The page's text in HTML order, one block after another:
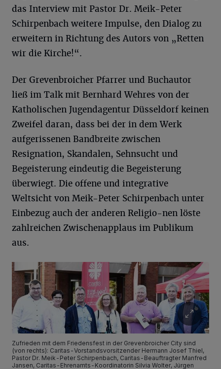
das Interview mit Pastor Dr. Meik-Peter
Schirpenbach weitere Impulse, den Dialog zu
erweitern in Richtung des Autors von „Retten
wir die Kirche!“.
Der Grevenbroicher Pfarrer und Buchautor
ließ im Talk mit Bernhard Wehres von der
Katholischen Jugendagentur Düsseldorf keinen
Zweifel daran, dass bei der in dem Werk
aufgerissenen Bandbreite zwischen
Resignation, Skandalen, Sehnsucht und
Begeisterung eindeutig die Begeisterung
überwiegt. Die offene und integrative
Weltsicht von Meik-Peter Schirpenbach unter
Einbezug auch der anderen Religio-nen löste
zahlreichen Zwischenapplaus im Publikum
aus.
Zufrieden mit dem Friedensfest in der Grevenbroicher City sind
(von rechts): Caritas-Vorstandsvorsitzender Hermann Josef Thiel,
Pastor Dr. Meik-Peter Schirpenbach, Caritas-Beauftragter Manfred
Jansen, Caritas-Ehrenamts-Koordinatorin Silvia Wolter, Jürgen